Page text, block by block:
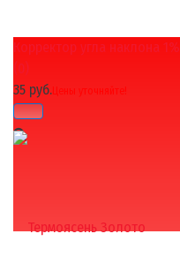
избранное сравнить
Корректор угла наклона 1%
(0)
35 руб.Цены уточняйте!